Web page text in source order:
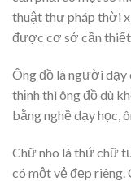
thuật thư pháp thời
được cơ sở cần
Ông đồ là người dạy
thịnh thì ông đồ dù
bằng nghề dạy học,
Chữ nho là thứ chữ
có một vẻ đẹp riêng.